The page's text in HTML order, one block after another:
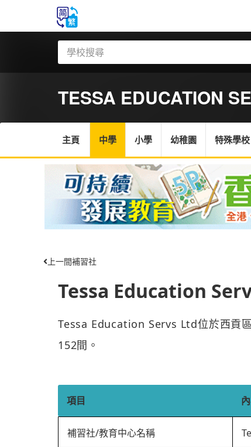
TESSA EDUCATION
主頁 中學 小學 幼稚園 特殊學校
上一間補習社
Tessa Education
Tessa Education Servs Ltd位於西貢
152間。
項目
補習社/教育中心名稱